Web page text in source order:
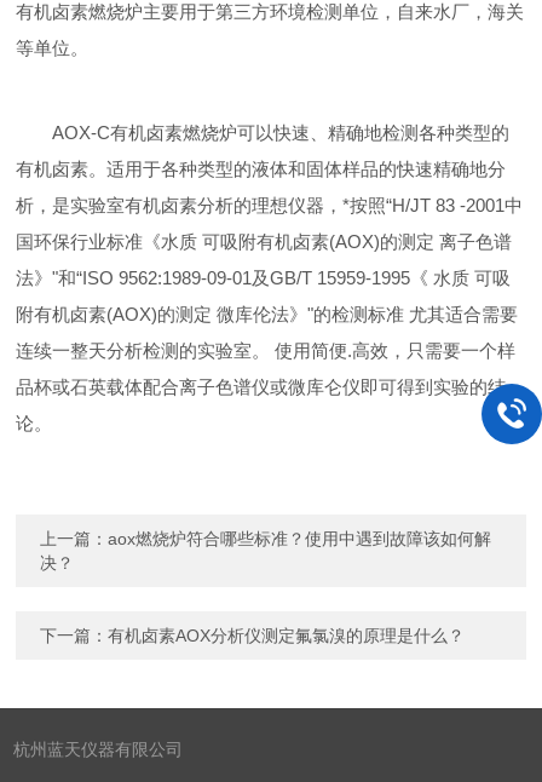
有机卤素燃烧炉主要用于第三方环境检测单位，自来水厂，海关
等单位。
AOX-C有机卤素燃烧炉可以快速、精确地检测各种类型的
有机卤素。适用于各种类型的液体和固体样品的快速精确地分
析，是实验室有机卤素分析的理想仪器，*按照“H/JT 83 -2001中
国环保行业标准《水质 可吸附有机卤素(AOX)的测定 离子色谱
法》"和“ISO 9562:1989-09-01及GB/T 15959-1995《 水质 可吸
附有机卤素(AOX)的测定 微库伦法》"的检测标准 尤其适合需要
连续一整天分析检测的实验室。 使用简便.高效，只需要一个样
品杯或石英载体配合离子色谱仪或微库仑仪即可得到实验的结
论。
上一篇：aox燃烧炉符合哪些标准？使用中遇到故障该如何解
决？
下一篇：有机卤素AOX分析仪测定氟氯溴的原理是什么？
杭州蓝天仪器有限公司